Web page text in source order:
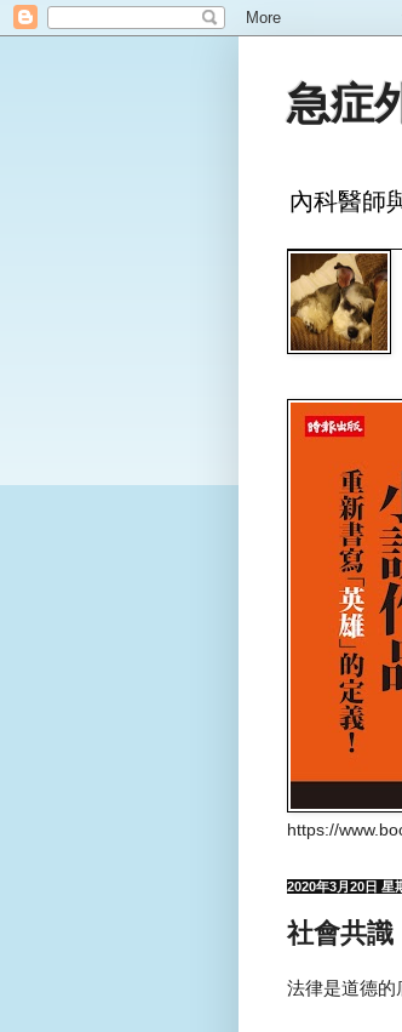
急症
內科醫師
https://
2020年3月20日 星
社會共識
法律是道德的